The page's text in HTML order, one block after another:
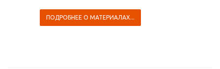
ПОДРОБНЕЕ О МАТЕРИАЛАХ...